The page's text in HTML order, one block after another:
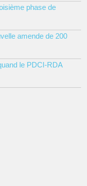
phase de
amende de 200
le PDCI-RDA